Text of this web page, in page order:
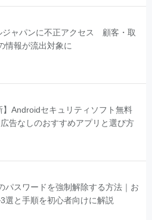
ジャパンに不正アクセス 顧客・取
情報が流出対象に
】Androidセキュリティソフト無料
告なしのおすすめアプリと選び方
パスワードを強制解除する方法｜お
選と手順を初心者向けに解説